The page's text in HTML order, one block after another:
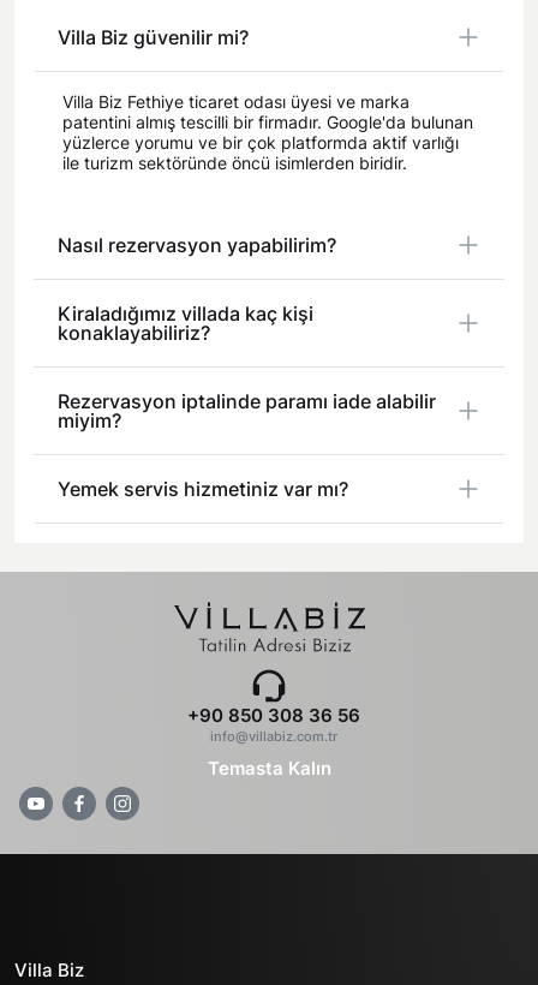
Kapalı Havuzlu Villa Seçenekleri
Evcil Hayvan İzinli Villa Seçenekleri
Geniş Aileye Uygun Villa Seçenekleri
Arkadaş Grubu Kabul Eden Villa Seçenekleri
Kayaköy Kiralık Villa
Yorumlar
Nasıl Kiralarım
Kiralama Sözleşmesi
Şirket Bilgilerimiz
Belgelerimiz
Ofisimiz
Fethiye Jeep Safari
Fethiye Atv Safari
Fethiye Havaalanı Transfer
Fethiye Araç Kiralama
Fethiye Tüplü Dalış
Fethiye Tekne Turları
Fethiye Şehir Turu
Fethiye Saklıkent Turu
2026 Erken Rezervasyon
Villa Biz güvenilir mi?
Villa Biz Fethiye ticaret odası üyesi ve marka
patentini almış tescilli bir firmadır. Google'da bulunan
yüzlerce yorumu ve bir çok platformda aktif varlığı
ile turizm sektöründe öncü isimlerden biridir.
Nasıl rezervasyon yapabilirim?
Kiraladığımız villada kaç kişi
konaklayabiliriz?
Rezervasyon iptalinde paramı iade alabilir
miyim?
Yemek servis hizmetiniz var mı?
+90 850 308 36 56
info@villabiz.com.tr
Temasta Kalın
Villa Biz